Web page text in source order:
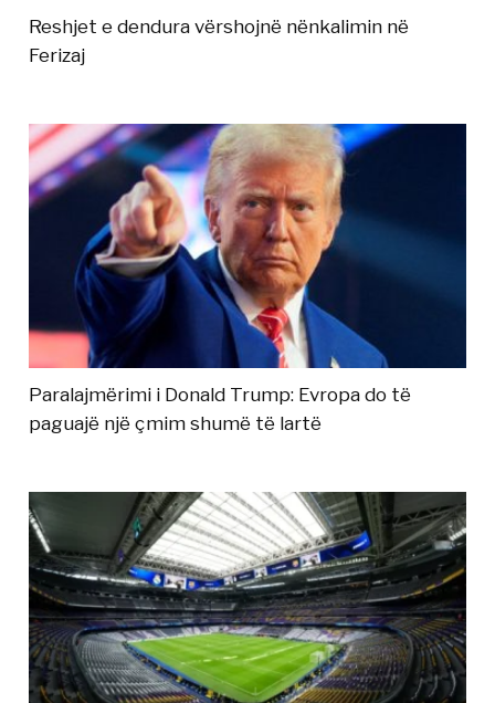
Reshjet e dendura vërshojnë nënkalimin në
Ferizaj
Paralajmërimi i Donald Trump: Evropa do të
paguajë një çmim shumë të lartë